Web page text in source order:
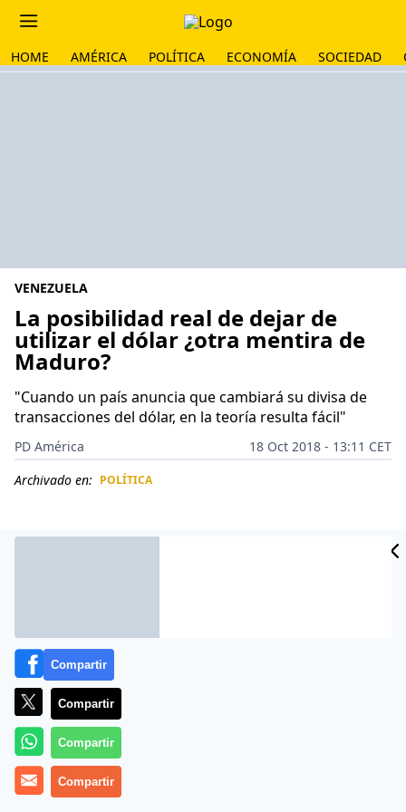
HOME AMÉRICA POLÍTICA ECONOMÍA SOCIEDAD
VENEZUELA
La posibilidad real de dejar de
utilizar el dólar ¿otra mentira de
Maduro?
"Cuando un país anuncia que cambiará su divisa de
transacciones del dólar, en la teoría resulta fácil"
PD América
18 Oct 2018 - 13:11 CET
Archivado en: POLÍTICA
Más información
Compartir
Compartir
Compartir
Compartir